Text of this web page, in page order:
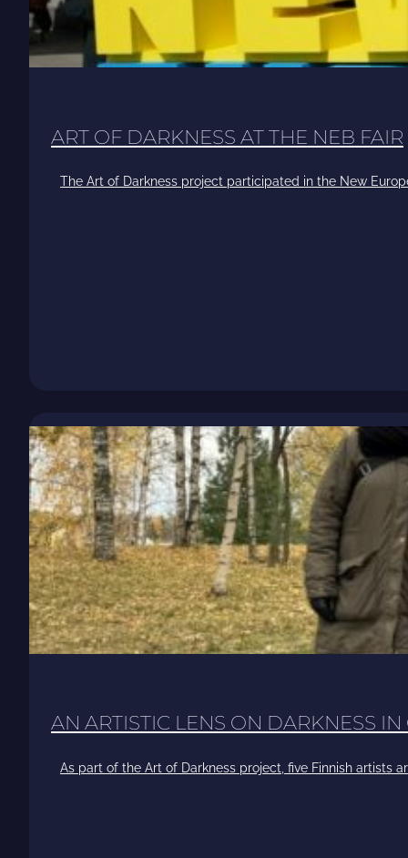
ART OF DARKNESS AT THE NEB FAIR
The Art of Darkness project participated in the New
AN ARTISTIC LENS ON DARKNESS
As part of the Art of Darkness project, five Finnish artists